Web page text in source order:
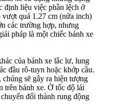
định liệu việc phần lệch ở
vượt quá 1.27 cm (nửa inch)
các trường hợp, nhưng
pháp là một chiếc bánh xe
của bánh xe lắc lư, lung
đầu rô-tuyn hoặc khớp cầu.
sẽ gây ra hiện tượng
trên bánh xe. Ở tốc độ lái
đổi thành rung động